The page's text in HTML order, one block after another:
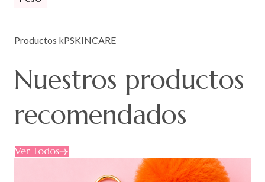
Productos kPSKINCARE
Nuestros productos
recomendados
Ver Todos